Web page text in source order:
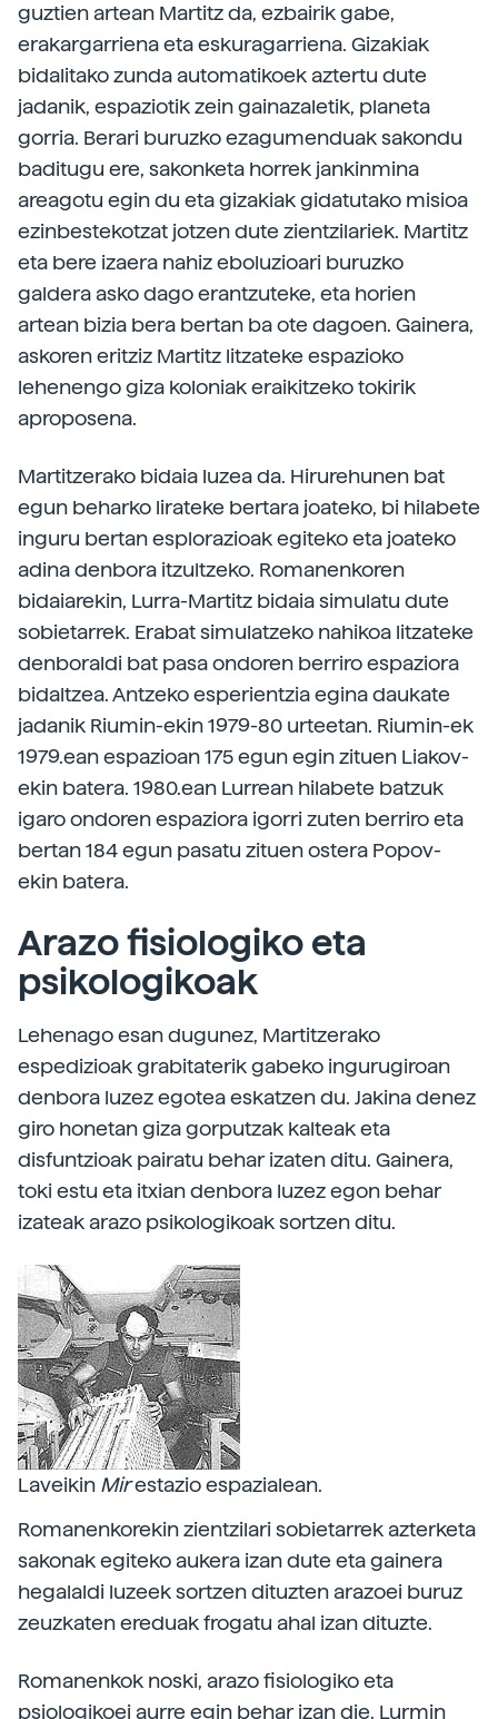
guztien artean Martitz da, ezbairik gabe,
erakargarriena eta eskuragarriena. Gizakiak
bidalitako zunda automatikoek aztertu dute
jadanik, espaziotik zein gainazaletik, planeta
gorria. Berari buruzko ezagumenduak sakondu
baditugu ere, sakonketa horrek jankinmina
areagotu egin du eta gizakiak gidatutako misioa
ezinbestekotzat jotzen dute zientzilariek. Martitz
eta bere izaera nahiz eboluzioari buruzko
galdera asko dago erantzuteke, eta horien
artean bizia bera bertan ba ote dagoen. Gainera,
askoren eritziz Martitz litzateke espazioko
lehenengo giza koloniak eraikitzeko tokirik
aproposena.
Martitzerako bidaia luzea da. Hirurehunen bat
egun beharko lirateke bertara joateko, bi hilabete
inguru bertan esplorazioak egiteko eta joateko
adina denbora itzultzeko. Romanenkoren
bidaiarekin, Lurra-Martitz bidaia simulatu dute
sobietarrek. Erabat simulatzeko nahikoa litzateke
denboraldi bat pasa ondoren berriro espaziora
bidaltzea. Antzeko esperientzia egina daukate
jadanik Riumin-ekin 1979-80 urteetan. Riumin-ek
1979.ean espazioan 175 egun egin zituen Liakov-
ekin batera. 1980.ean Lurrean hilabete batzuk
igaro ondoren espaziora igorri zuten berriro eta
bertan 184 egun pasatu zituen ostera Popov-
ekin batera.
Arazo fisiologiko eta
psikologikoak
Lehenago esan dugunez, Martitzerako
espedizioak grabitaterik gabeko ingurugiroan
denbora luzez egotea eskatzen du. Jakina denez
giro honetan giza gorputzak kalteak eta
disfuntzioak pairatu behar izaten ditu. Gainera,
toki estu eta itxian denbora luzez egon behar
izateak arazo psikologikoak sortzen ditu.
Laveikin Mirestazio espazialean.
Romanenkorekin zientzilari sobietarrek azterketa
sakonak egiteko aukera izan dute eta gainera
hegalaldi luzeek sortzen dituzten arazoei buruz
zeuzkaten ereduak frogatu ahal izan dituzte.
Romanenkok noski, arazo fisiologiko eta
psiologikoei aurre egin behar izan die. Lurmin